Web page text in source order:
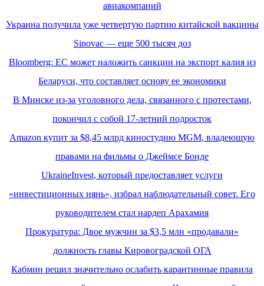
авиакомпаний
Украина получила уже четвертую партию китайской вакцины
Sinovac — еще 500 тысяч доз
Bloomberg: ЕС может наложить санкции на экспорт калия из
Беларуси, что составляет основу ее экономики
В Минске из-за уголовного дела, связанного с протестами,
покончил с собой 17-летний подросток
Amazon купит за $8,45 млрд киностудию MGM, владеющую
правами на фильмы о Джеймсе Бонде
UkraineInvest, который предоставляет услуги
«инвестиционных нянь», избрал наблюдательный совет. Его
руководителем стал нардеп Арахамия
Прокуратура: Двое мужчин за $3,5 млн «продавали»
должность главы Кировоградской ОГА
Кабмин решил значительно ослабить карантинные правила